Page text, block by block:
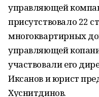
управляющей
присутствовало 22
многоквартирных
управляющей
участвовали его
Иксанов и юрист
Хуснитдинов.